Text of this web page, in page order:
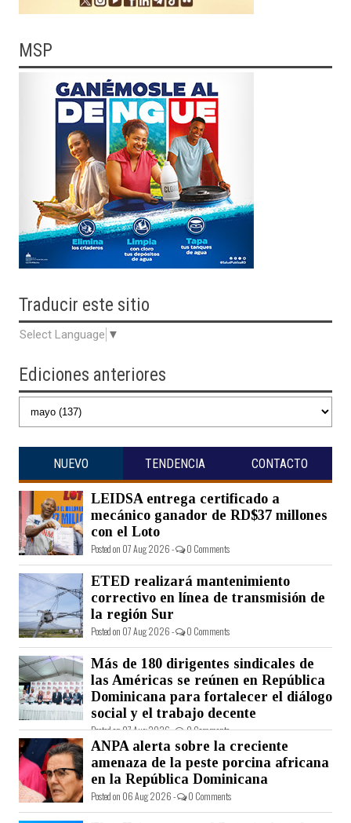
MSP
Traducir este sitio
Select Language ▼
Ediciones anteriores
NUEVO TENDENCIA CONTACTO
LEIDSA entrega certificado a
mecánico ganador de RD$37 millones
con el Loto
Posted on 07 Aug 2026 - 0 Comments
ETED realizará mantenimiento
correctivo en línea de transmisión de
la región Sur
Posted on 07 Aug 2026 - 0 Comments
Más de 180 dirigentes sindicales de
las Américas se reúnen en República
Dominicana para fortalecer el diálogo
social y el trabajo decente
Posted on 07 Aug 2026 - 0 Comments
ANPA alerta sobre la creciente
amenaza de la peste porcina africana
en la República Dominicana
Posted on 06 Aug 2026 - 0 Comments